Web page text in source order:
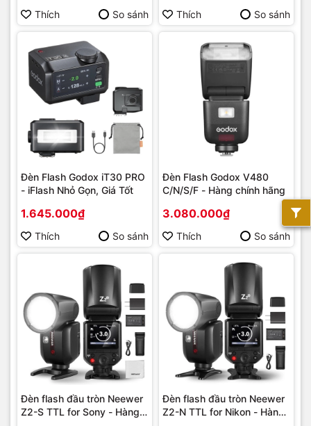
Thích So sánh Thích So sánh
Đèn Flash Godox iT30 PRO
- iFlash Nhỏ Gọn, Giá Tốt
1.645.000₫
Thích So sánh
Đèn Flash Godox V480
C/N/S/F - Hàng chính hãng
3.080.000₫
Thích So sánh
Đèn flash đầu tròn Neewer
Z2-S TTL for Sony - Hàng
Đèn flash đầu tròn Neewer
Z2-N TTL for Nikon - Hàng